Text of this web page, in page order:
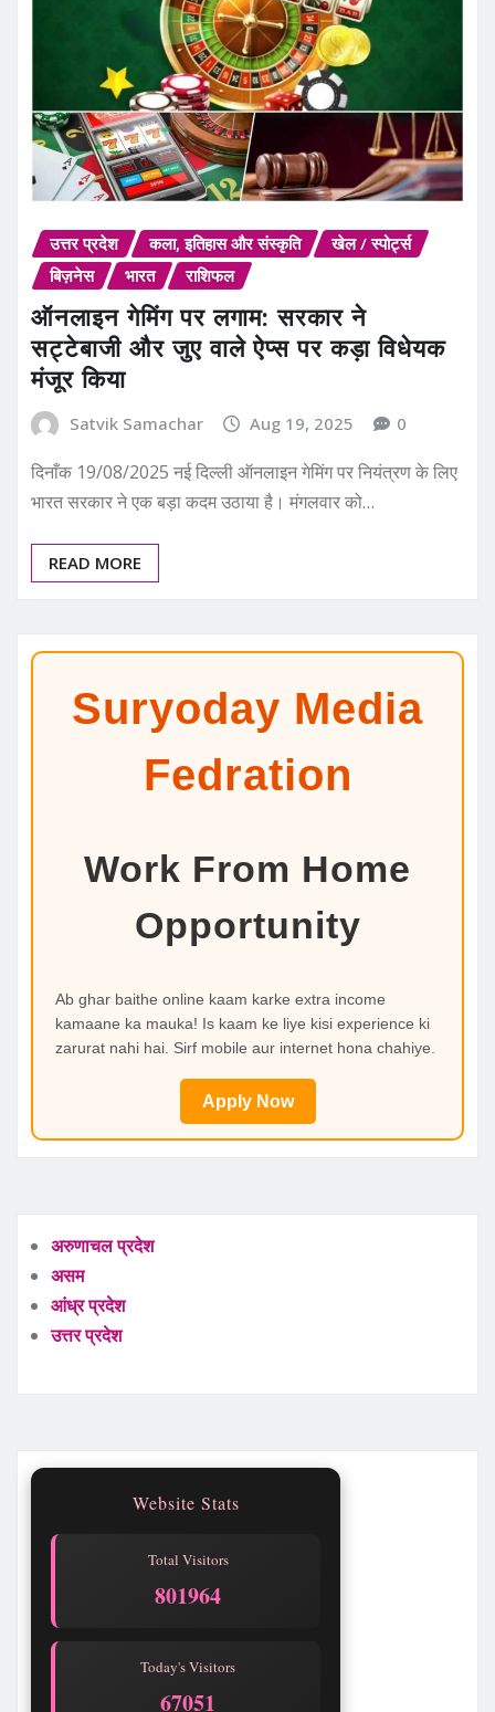
उत्तर प्रदेश कला, इतिहास और संस्कृति
खेल / स्पोर्ट्स
बिज़नेस
भारत राशिफल
ऑनलाइन गेमिंग पर लगाम: सरकार ने
सट्टेबाजी और जुए वाले ऐप्स पर कड़ा विधेयक
मंजूर किया
Satvik Samachar Aug 19, 2025 0
दिनाँक 19/08/2025 नई दिल्ली ऑनलाइन गेमिंग पर नियंत्रण के लिए
भारत सरकार ने एक बड़ा कदम उठाया है। मंगलवार को…
READ MORE
Suryoday Media
Fedration
Work From Home
Opportunity
Ab ghar baithe online kaam karke extra income
kamaane ka mauka! Is kaam ke liye kisi experience ki
zarurat nahi hai. Sirf mobile aur internet hona chahiye.
Apply Now
अरुणाचल प्रदेश
असम
आंध्र प्रदेश
उत्तर प्रदेश
Website Stats
Total Visitors
801966
Today's Visitors
67053